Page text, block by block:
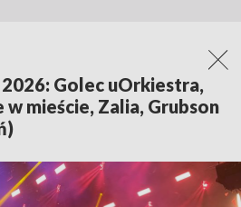
Golec uOrkiestra,
mieście, Zalia, Grubson